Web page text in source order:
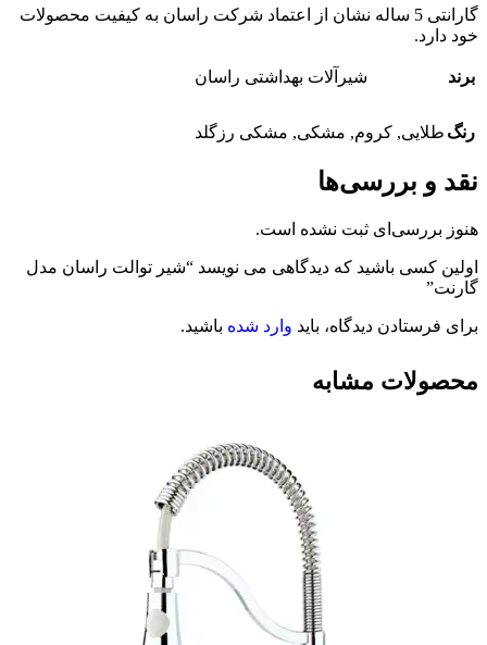
گارانتی 5 ساله نشان از اعتماد شرکت راسان به کیفیت محصولات
خود دارد.
برند شیرآلات بهداشتی راسان
رنگ طلایی, کروم, مشکی, مشکی رزگلد
نقد و بررسی‌ها
هنوز بررسی‌ای ثبت نشده است.
اولین کسی باشید که دیدگاهی می نویسد “شیر توالت راسان مدل
گارنت”
برای فرستادن دیدگاه، باید وارد شده باشید.
محصولات مشابه